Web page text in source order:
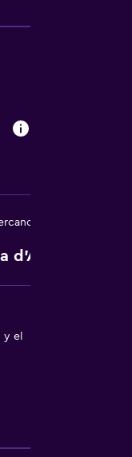
d'Amalfi
el